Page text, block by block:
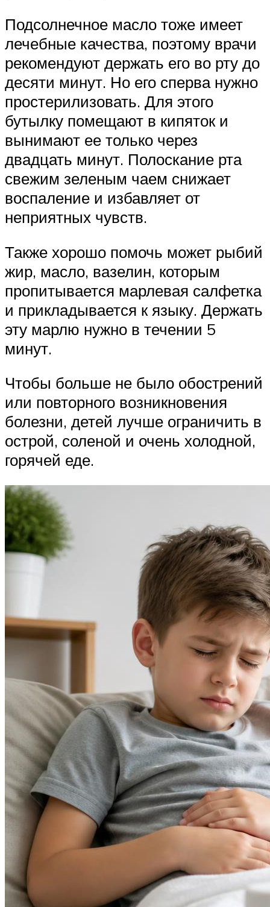
Подсолнечное масло тоже имеет
лечебные качества, поэтому врачи
рекомендуют держать его во рту до
десяти минут. Но его сперва нужно
простерилизовать. Для этого
бутылку помещают в кипяток и
вынимают ее только через
двадцать минут. Полоскание рта
свежим зеленым чаем снижает
воспаление и избавляет от
неприятных чувств.
Также хорошо помочь может рыбий
жир, масло, вазелин, которым
пропитывается марлевая салфетка
и прикладывается к языку. Держать
эту марлю нужно в течении 5
минут.
Чтобы больше не было обострений
или повторного возникновения
болезни, детей лучше ограничить в
острой, соленой и очень холодной,
горячей еде.